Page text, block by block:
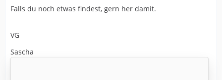
Falls du noch etwas findest, gern her damit.
VG
Sascha